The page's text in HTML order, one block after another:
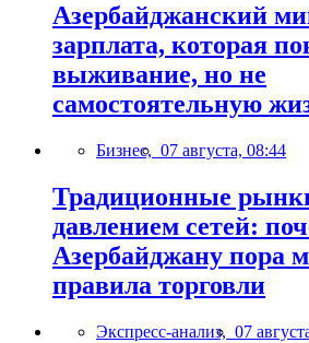
Азербайджанский
зарплата, которая
выживание, но не
самостоятельную
Бизнес, 07 августа, 08:44
Традиционные
давлением сетей:
Азербайджану пора
правила торговли
Экспресс-анализ, 07